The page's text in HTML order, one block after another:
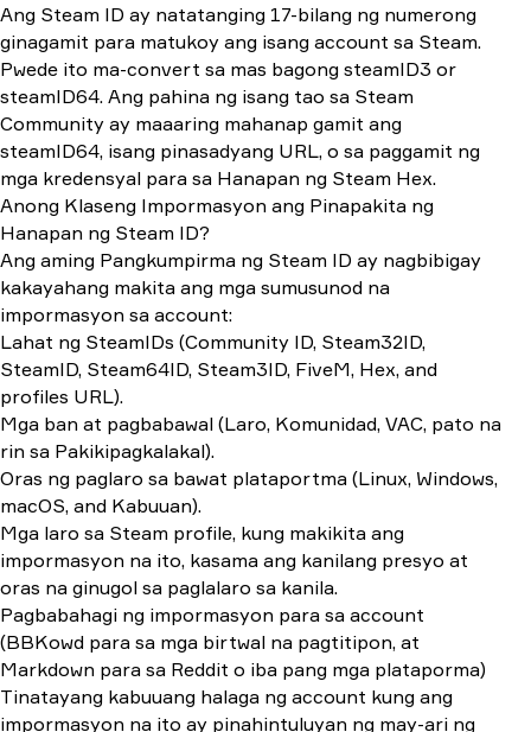
Ang Steam ID ay natatanging 17-bilang ng numerong
ginagamit para matukoy ang isang account sa Steam.
Pwede ito ma-convert sa mas bagong steamID3 or
steamID64. Ang pahina ng isang tao sa Steam
Community ay maaaring mahanap gamit ang
steamID64, isang pinasadyang URL, o sa paggamit ng
mga kredensyal para sa Hanapan ng Steam Hex.
Anong Klaseng Impormasyon ang Pinapakita ng
Hanapan ng Steam ID?
Ang aming Pangkumpirma ng Steam ID ay nagbibigay
kakayahang makita ang mga sumusunod na
impormasyon sa account:
Lahat ng SteamIDs (Community ID, Steam32ID,
SteamID, Steam64ID, Steam3ID, FiveM, Hex, and
profiles URL).
Mga ban at pagbabawal (Laro, Komunidad, VAC, pato na
rin sa Pakikipagkalakal).
Oras ng paglaro sa bawat plataportma (Linux, Windows,
macOS, and Kabuuan).
Mga laro sa Steam profile, kung makikita ang
impormasyon na ito, kasama ang kanilang presyo at
oras na ginugol sa paglalaro sa kanila.
Pagbabahagi ng impormasyon para sa account
(BBKowd para sa mga birtwal na pagtitipon, at
Markdown para sa Reddit o iba pang mga plataporma)
Tinatayang kabuuang halaga ng account kung ang
impormasyon na ito ay pinahintuluyan ng may-ari ng